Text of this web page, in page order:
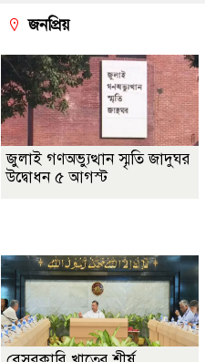
জনপ্রিয়
জুলাই গণঅভ্যুত্থান স্মৃতি জাদুঘর
উদ্বোধন ৫ আগস্ট